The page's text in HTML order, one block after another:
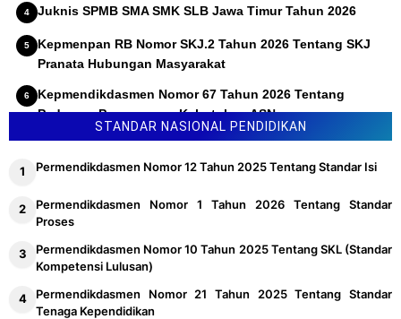
Juknis SPMB SMA SMK SLB Jawa Timur Tahun 2026
Kepmenpan RB Nomor SKJ.2 Tahun 2026 Tentang SKJ
Pranata Hubungan Masyarakat
Kepmendikdasmen Nomor 67 Tahun 2026 Tentang
Pedoman Penyusunan Kebutuhan ASN
STANDAR NASIONAL PENDIDIKAN
Permendikdasmen Nomor 12 Tahun 2025 Tentang Standar Isi
Permendikdasmen Nomor 1 Tahun 2026 Tentang Standar
Proses
Permendikdasmen Nomor 10 Tahun 2025 Tentang SKL (Standar
Kompetensi Lulusan)
Permendikdasmen Nomor 21 Tahun 2025 Tentang Standar
Tenaga Kependidikan